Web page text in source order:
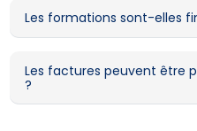
Les formations sont-elles
Les factures peuvent être
?